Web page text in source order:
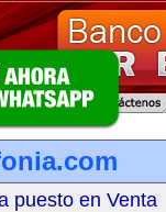
puesto en Venta